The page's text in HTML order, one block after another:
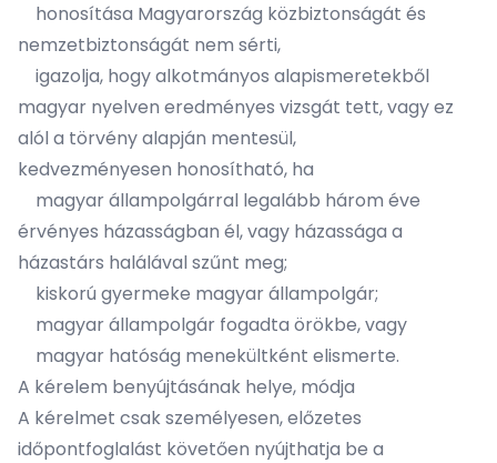
honosítása Magyarország közbiztonságát és
nemzetbiztonságát nem sérti,
igazolja, hogy alkotmányos alapismeretekből
magyar nyelven eredményes vizsgát tett, vagy ez
alól a törvény alapján mentesül,
kedvezményesen honosítható, ha
magyar állampolgárral legalább három éve
érvényes házasságban él, vagy házassága a
házastárs halálával szűnt meg;
kiskorú gyermeke magyar állampolgár;
magyar állampolgár fogadta örökbe, vagy
magyar hatóság menekültként elismerte.
A kérelem benyújtásának helye, módja
A kérelmet csak személyesen, előzetes
időpontfoglalást követően nyújthatja be a